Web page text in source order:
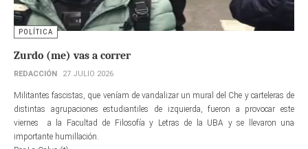
POLÍTICA
Zurdo (me) vas a correr
REDACCIÓN 27 JULIO 2026
Militantes fascistas, que veníam de vandalizar un mural del Che y carteleras de
distintas agrupaciones estudiantiles de izquierda, fueron a provocar este
viernes a la Facultad de Filosofía y Letras de la UBA y se llevaron una
importante humillación.